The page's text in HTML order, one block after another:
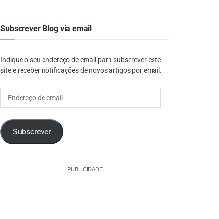
Subscrever Blog via email
Indique o seu endereço de email para subscrever este
site e receber notificações de novos artigos por email.
Subscrever
PUBLICIDADE